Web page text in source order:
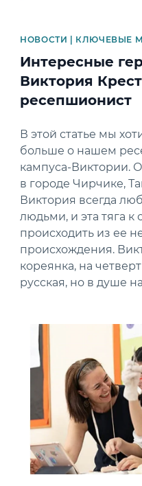
НОВОСТИ | КЛЮЧЕВЫЕ
Интересные
Виктория
ресепшионист
В этой статье мы
больше о нашем
кампуса-Виктории.
в городе Чирчике,
Виктория всегда
людьми, и эта тяга
происходить из ее
происхождения.
кореянка, на
русская, но в душе
News image